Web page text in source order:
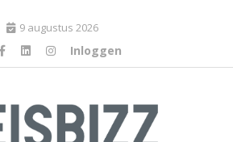
9 augustus 2026
Inloggen